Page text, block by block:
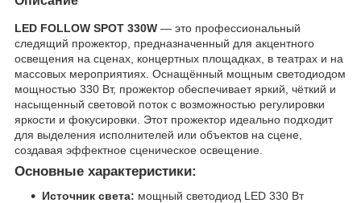
LED FOLLOW SPOT 330W — это профессиональный
следящий прожектор, предназначенный для акцентного
освещения на сценах, концертных площадках, в театрах и на
массовых мероприятиях. Оснащённый мощным светодиодом
мощностью 330 Вт, прожектор обеспечивает яркий, чёткий и
насыщенный световой поток с возможностью регулировки
яркости и фокусировки. Этот прожектор идеально подходит
для выделения исполнителей или объектов на сцене,
создавая эффектное сценическое освещение.
Основные характеристики:
Источник света: мощный светодиод LED 330 Вт